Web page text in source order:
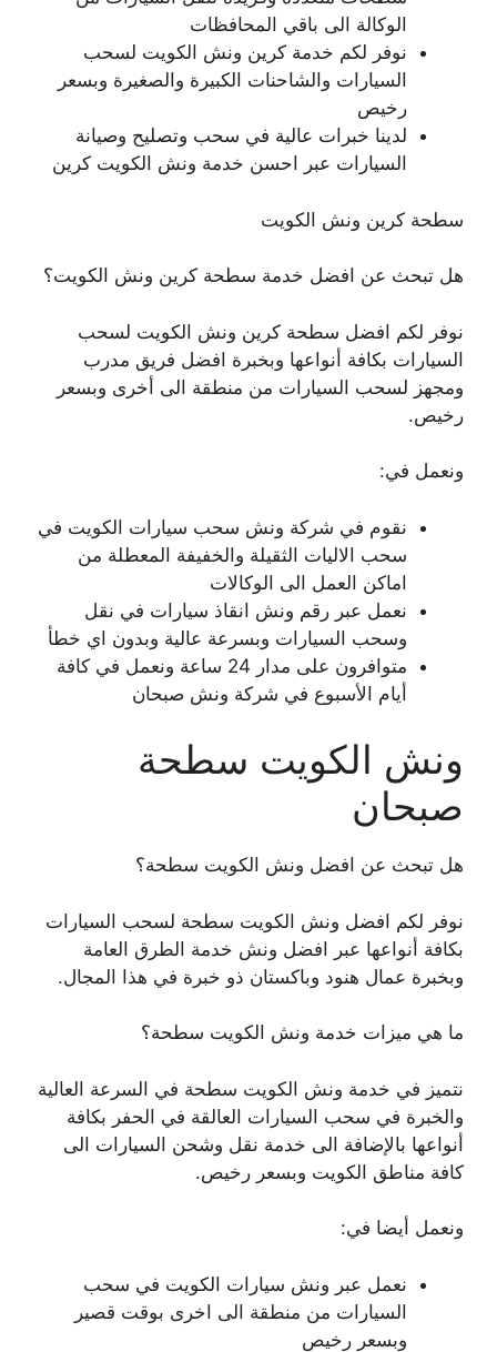
الوكالة الى باقي المحافظات
نوفر لكم خدمة كرين ونش الكويت لسحب
السيارات والشاحنات الكبيرة والصغيرة وبسعر
رخيص
لدينا خبرات عالية في سحب وتصليح وصيانة
السيارات عبر احسن خدمة ونش الكويت كرين
سطحة كرين ونش الكويت
هل تبحث عن افضل خدمة سطحة كرين ونش الكويت؟
نوفر لكم افضل سطحة كرين ونش الكويت لسحب
السيارات بكافة أنواعها وبخبرة افضل فريق مدرب
ومجهز لسحب السيارات من منطقة الى أخرى وبسعر
رخيص.
ونعمل في:
نقوم في شركة ونش سحب سيارات الكويت في
سحب الاليات الثقيلة والخفيفة المعطلة من
اماكن العمل الى الوكالات
نعمل عبر رقم ونش انقاذ سيارات في نقل
وسحب السيارات وبسرعة عالية وبدون اي خطأ
متوافرون على مدار 24 ساعة ونعمل في كافة
أيام الأسبوع في شركة ونش صبحان
ونش الكويت سطحة
صبحان
هل تبحث عن افضل ونش الكويت سطحة؟
نوفر لكم افضل ونش الكويت سطحة لسحب السيارات
بكافة أنواعها عبر افضل ونش خدمة الطرق العامة
وبخبرة عمال هنود وباكستان ذو خبرة في هذا المجال.
ما هي ميزات خدمة ونش الكويت سطحة؟
نتميز في خدمة ونش الكويت سطحة في السرعة العالية
والخبرة في سحب السيارات العالقة في الحفر بكافة
أنواعها بالإضافة الى خدمة نقل وشحن السيارات الى
كافة مناطق الكويت وبسعر رخيص.
ونعمل أيضا في:
نعمل عبر ونش سيارات الكويت في سحب
السيارات من منطقة الى اخرى بوقت قصير
وبسعر رخيص